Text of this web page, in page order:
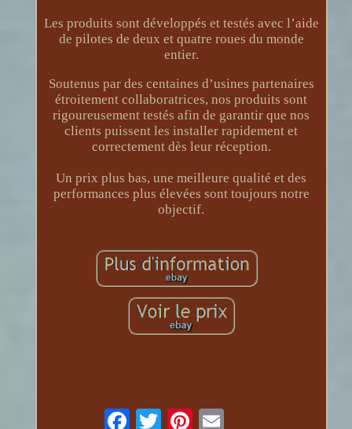
Les produits sont développés et testés avec l’aide
de pilotes de deux et quatre roues du monde
entier.
Soutenus par des centaines d’usines partenaires
étroitement collaboratrices, nos produits sont
rigoureusement testés afin de garantir que nos
clients puissent les installer rapidement et
correctement dès leur réception.
Un prix plus bas, une meilleure qualité et des
performances plus élevées sont toujours notre
objectif.